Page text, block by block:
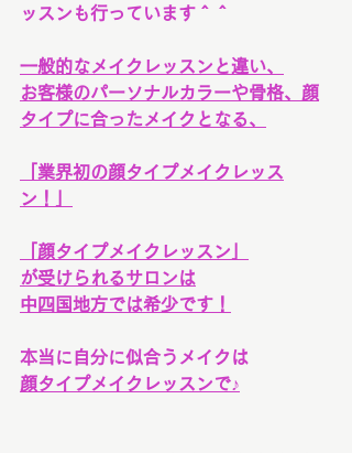
ッスンも行っています＾＾
一般的なメイクレッスンと違い、
お客様のパーソナルカラーや骨格、顔
タイプに合ったメイクとなる、
「業界初の顔タイプメイクレッス
ン！」
「顔タイプメイクレッスン」
が受けられるサロンは
中四国地方では希少です！
本当に自分に似合うメイクは
顔タイプメイクレッスンで♪